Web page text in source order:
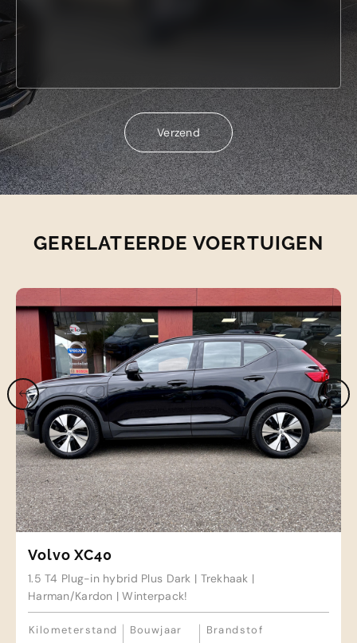
Verzend
Verzend
GERELATEERDE VOERTUIGEN
Volvo XC40
1.5 T4 Plug-in hybrid Plus Dark | Trekhaak |
Harman/Kardon | Winterpack!
Kilometerstand
Bouwjaar
Brandstof